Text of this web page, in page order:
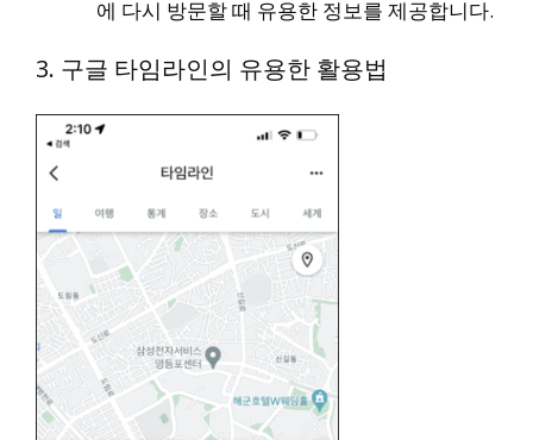
에 다시 방문할 때 유용한 정보를 제공합니다.
3. 구글 타임라인의 유용한 활용법